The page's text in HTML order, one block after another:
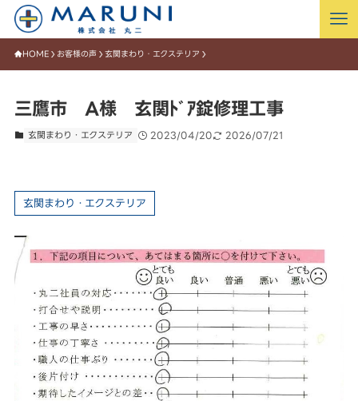
HOME お客様の声 玄関まわり・エクステリア
三鷹市 A様 玄関ﾄﾞｱ錠修理工事
玄関まわり・エクステリア 2023/04/20 2026/07/21
玄関まわり・エクステリア